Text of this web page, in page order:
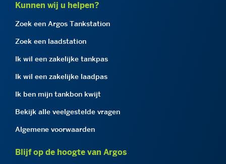
Kunnen wij u helpen?
Zoek een Argos Tankstation
Zoek een laadstation
Ik wil een zakelijke tankpas
Ik wil een zakelijke laadpas
Ik ben mijn tankbon kwijt
Bekijk alle veelgestelde vragen
Algemene voorwaarden
Blijf op de hoogte van Argos